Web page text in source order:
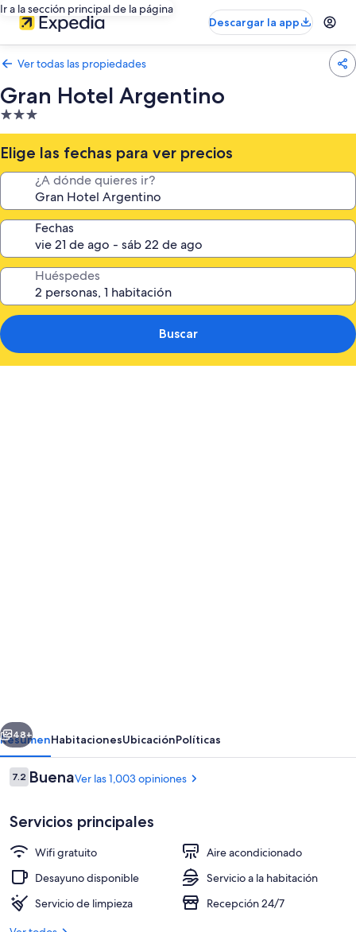
Ir a la sección principal de la página
Descargar la app
Ver todas las propiedades
Gran Hotel Argentino
Propiedad
de
3.0
estrellas
Elige las fechas para ver precios
¿A dónde quieres ir?
Fechas
Huéspedes
Buscar
Vista frontal de la propiedad
Siguiente
48+
ResumenHabitacionesUbicaciónPolíticas
Opiniones
7.27.2 de 10,
BuenaVer las 1,003 opiniones
Servicios principales
Wifi gratuito
Aire acondicionado
Desayuno disponible
Servicio a la habitación
Servicio de limpieza
Recepción 24/7